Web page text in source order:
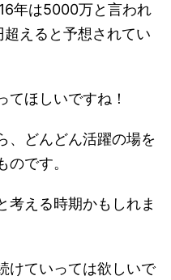
年は5000万と言われ
えると予想されてい
てほしいですね！
、どんどん活躍の場を
です。
考える時期かもしれま
けていっては欲しいで